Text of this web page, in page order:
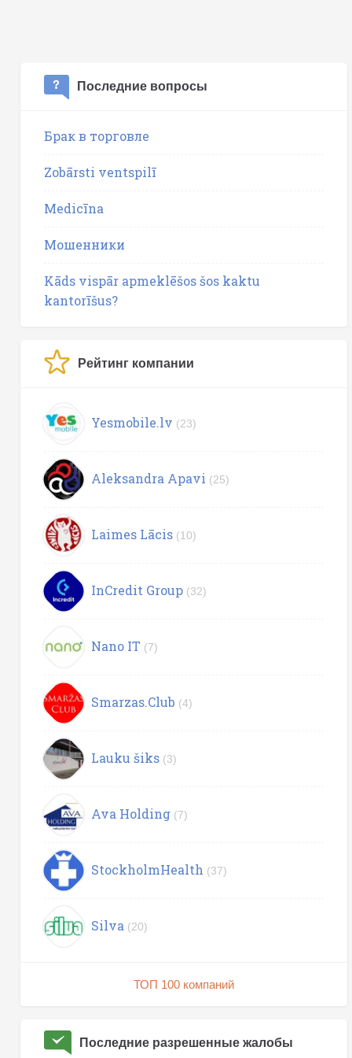
Последние вопросы
Брак в торговле
Zobārsti ventspilī
Medicīna
Мошенники
Kāds vispār apmeklēšos šos kaktu
kantorīšus?
Рейтинг компании
Yesmobile.lv (23)
Aleksandra Apavi (25)
Laimes Lācis (10)
InCredit Group (32)
Nano IT (7)
Smarzas.Club (4)
Lauku šiks (3)
Ava Holding (7)
StockholmHealth (37)
Silva (20)
ТОП 100 компаний
Последние разрешенные жалобы